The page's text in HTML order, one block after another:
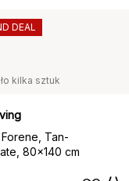
kilka sztuk
Tan-
80x140 cm
DEAL